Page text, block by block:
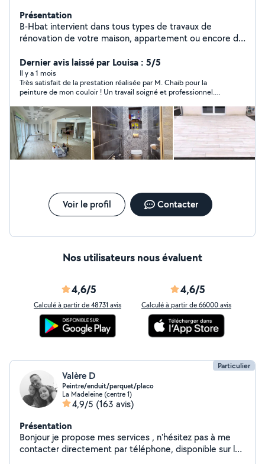
Présentation
B-Hbat intervient dans tous types de travaux de
rénovation de votre maison, appartement ou encore de
Isolation Peinture Jointure Revêtement de sol (Parquet
+ carrelage) extension maison Maçonnerie Fourniture et
pose de fenêtres sur mesure
Dernier avis laissé par Louisa : 5/5
Il y a 1 mois
Très satisfait de la prestation réalisée par M. Chaib pour la
peinture de mon couloir ! Un travail soigné et professionnel.
laissé propre. M. Chaib est en plus très sympathique, à l'écoute
et de bon conseil. Je recommande vivement ce professionnel.
Merci M. Chaib.
Voir le profil Contacter
Nos utilisateurs nous évaluent
4,6/5
Calculé à partir de 48731 avis
4,6/5
Calculé à partir de 66000 avis
Particulier
Valère D
Peintre/enduit/parquet/placo
La Madeleine (centre 1)
4,9/5 (163 avis)
Présentation
Bonjour je propose mes services , n'hésitez pas à me
contacter directement par téléphone, disponible sur le